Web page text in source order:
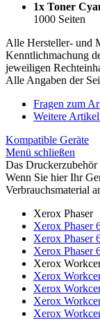
1x Toner
1000 Seiten
Alle Hersteller- und
Kenntlichmachung
jeweiligen
Alle Angaben der
Fragen zum
Weitere
Kompatible Geräte
Menü schließen
Das Druckerzubehör
Wenn Sie hier Ihr
Verbrauchsmaterial
Xerox Phaser
Xerox Phaser
Xerox Phaser
Xerox Phaser
Xerox
Xerox
Xerox
Xerox
Xerox